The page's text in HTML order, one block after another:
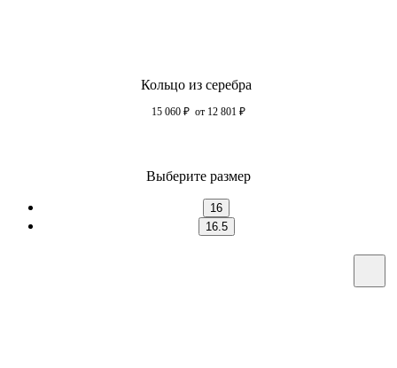
Кольцо из серебра
15 060 ₽ от 12 801 ₽
Выберите размер
16
16.5